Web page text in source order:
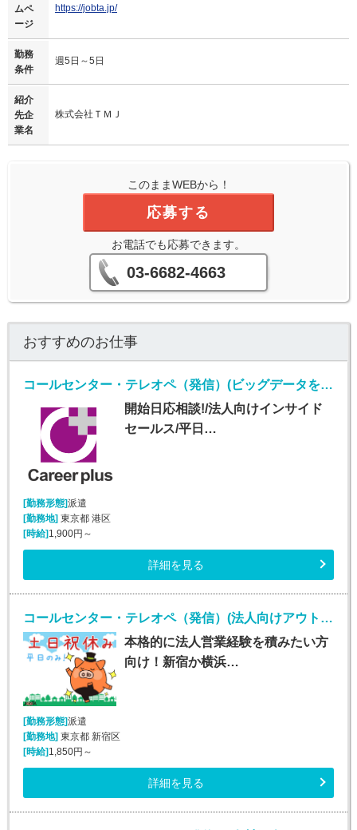
ムペ
ージ
https://jobta.jp/
勤務
条件
週5日～5日
紹介
先企
業名
株式会社ＴＭＪ
このままWEBから！
応募する
お電話でも応募できます。
03-6682-4663
おすすめのお仕事
コールセンター・テレオペ（発信）(ビッグデータを扱うIT企業での法人向けインサイドセールス)
開始日応相談!/法人向けインサイド
セールス/平日…
[勤務形態]派遣
[勤務地]東京都 港区
[時給]1,900円～
詳細を見る
コールセンター・テレオペ（発信）(法人向けアウトバウンド業務/週5/9~18時)
本格的に法人営業経験を積みたい方
向け！新宿か横浜…
[勤務形態]派遣
[勤務地] 東京都 新宿区
[時給] 1,850円～
詳細を見る